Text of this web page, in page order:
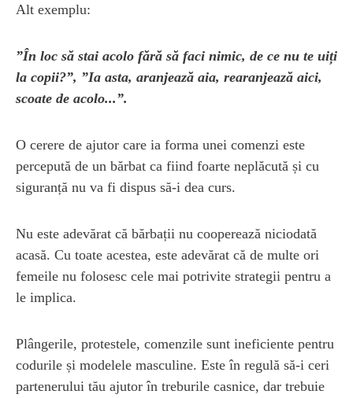
Alt exemplu:
”În loc să stai acolo fără să faci nimic, de ce nu te uiți
la copii?”, ”Ia asta, aranjează aia, rearanjează aici,
scoate de acolo...”.
O cerere de ajutor care ia forma unei comenzi este
percepută de un bărbat ca fiind foarte neplăcută și cu
siguranță nu va fi dispus să-i dea curs.
Nu este adevărat că bărbații nu cooperează niciodată
acasă. Cu toate acestea, este adevărat că de multe ori
femeile nu folosesc cele mai potrivite strategii pentru a
le implica.
Plângerile, protestele, comenzile sunt ineficiente pentru
codurile și modelele masculine. Este în regulă să-i ceri
partenerului tău ajutor în treburile casnice, dar trebuie